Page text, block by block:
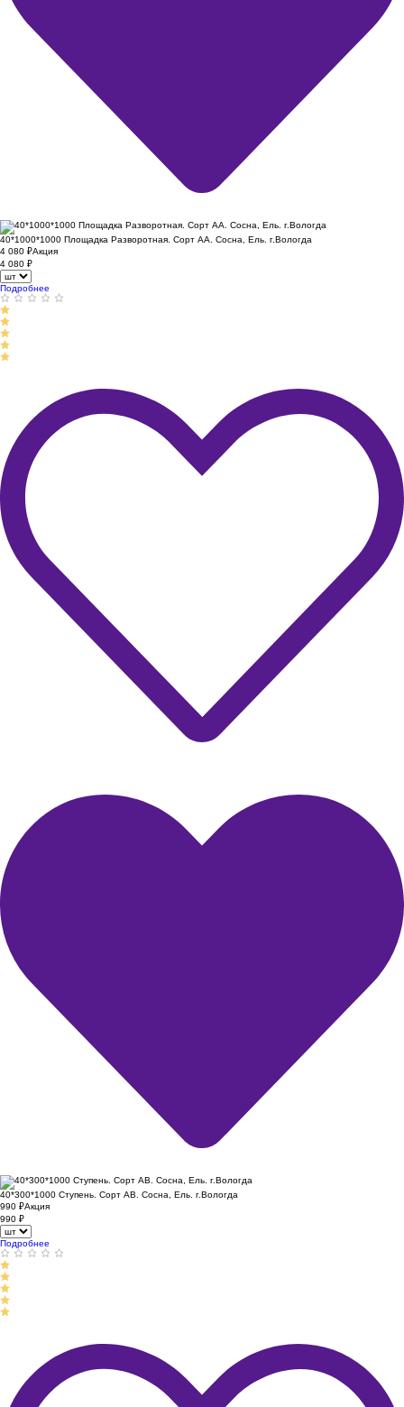
40*1000*1000 Площадка Разворотная. Сорт АА. Сосна, Ель. г.Вологда
4 080 ₽Акция
4 080 ₽
Подробнее
40*300*1000 Ступень. Сорт АВ. Сосна, Ель. г.Вологда
990 ₽Акция
990 ₽
Подробнее